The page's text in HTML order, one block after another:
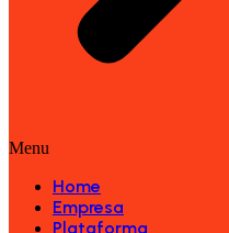
Menu
Home
Empresa
Plataforma